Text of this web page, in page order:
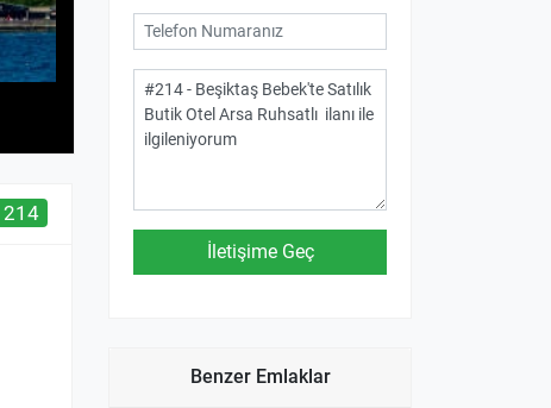
214
Benzer Emlaklar